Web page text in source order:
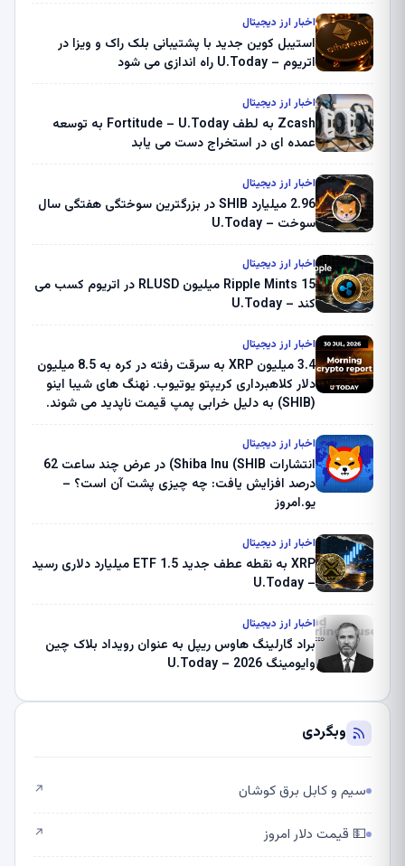
اخبار ارز دیجیتال
استیبل کوین جدید با پشتیبانی بلک راک و ویزا در
اتریوم – U.Today راه اندازی می شود
اخبار ارز دیجیتال
Zcash به لطف Fortitude – U.Today به توسعه
عمده ای در استخراج دست می یابد
اخبار ارز دیجیتال
2.96 میلیارد SHIB در بزرگترین سوختگی هفتگی سال
سوخت – U.Today
اخبار ارز دیجیتال
Ripple Mints 15 میلیون RLUSD در اتریوم کسب می
کند – U.Today
اخبار ارز دیجیتال
3.4 میلیون XRP به سرقت رفته در کره به 8.5 میلیون
دلار کلاهبرداری کریپتو یوتیوب. نهنگ های شیبا اینو
(SHIB) به دلیل خرابی پمپ قیمت ناپدید می شوند.
ثبت کرد – گزارش کریپتو صبح – U.Today
اخبار ارز دیجیتال
انتشارات Shiba Inu (SHIB) در عرض چند ساعت 62
درصد افزایش یافت: چه چیزی پشت آن است؟ –
یو.امروز
اخبار ارز دیجیتال
XRP به نقطه عطف جدید ETF 1.5 میلیارد دلاری رسید
– U.Today
اخبار ارز دیجیتال
براد گارلینگ هاوس ریپل به عنوان رویداد بلاک چین
وایومینگ 2026 – U.Today
وبگردی
سیم و کابل برق کوشان ↗
💵 قیمت دلار امروز ↗